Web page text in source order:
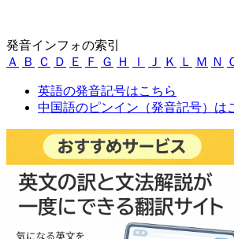
発音インフォの索引
Ａ
Ｂ Ｃ Ｄ Ｅ Ｆ Ｇ Ｈ Ｉ Ｊ Ｋ Ｌ Ｍ Ｎ
英語の発音記号はこちら
中国語のピンイン（発音記号）は